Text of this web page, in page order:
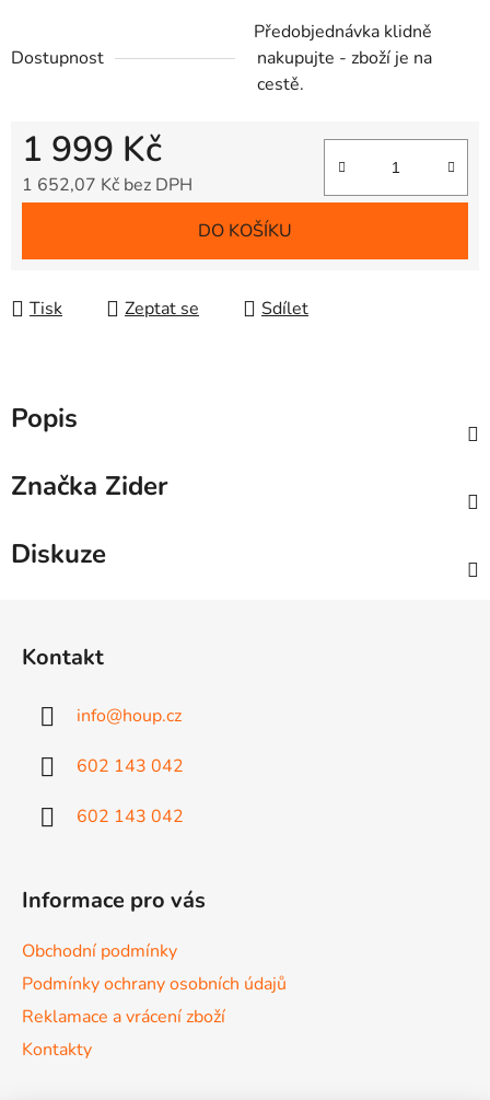
Dostupnost
Předobjednávka klidně
nakupujte - zboží je na
cestě.
1 999 Kč
1 652,07 Kč bez DPH
DO KOŠÍKU
Tisk Zeptat se Sdílet
Popis
Značka Zider
Diskuze
Kontakt
info@houp.cz
602 143 042
602 143 042
Informace pro vás
Obchodní podmínky
Podmínky ochrany osobních údajů
Reklamace a vrácení zboží
Kontakty